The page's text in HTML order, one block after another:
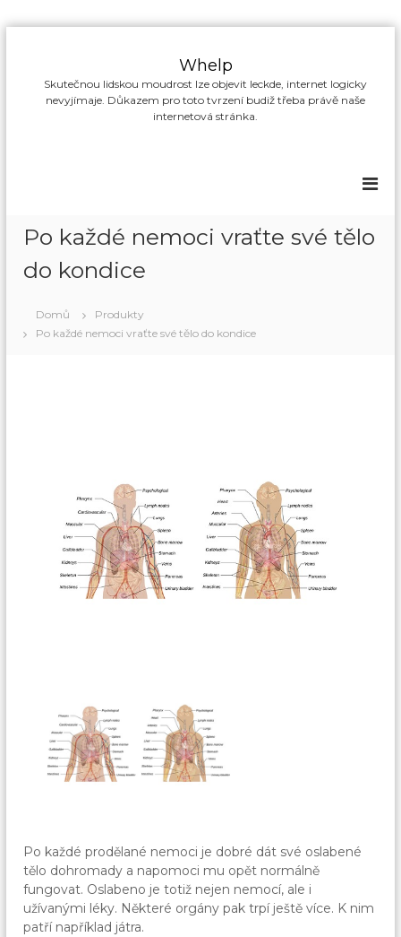
Whelp
Skutečnou lidskou moudrost lze objevit leckde, internet logicky
nevyjímaje. Důkazem pro toto tvrzení budiž třeba právě naše
internetová stránka.
Po každé nemoci vraťte své tělo
do kondice
Domů
Produkty
Po každé nemoci vraťte své tělo do kondice
Po každé prodělané nemoci je dobré dát své oslabené
tělo dohromady a napomoci mu opět normálně
fungovat. Oslabeno je totiž nejen nemocí, ale i
užívanými léky. Některé orgány pak trpí ještě více. K nim
patří například játra.